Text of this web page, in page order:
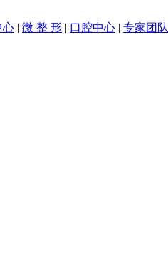
心 | 微 整 形 | 口腔中心 | 专家团队